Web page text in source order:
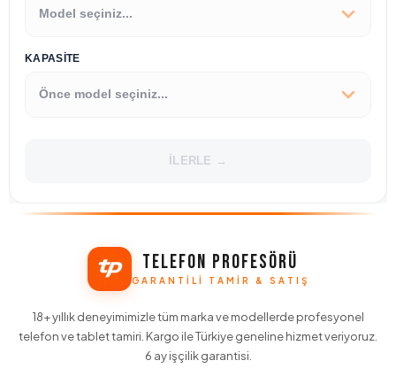
KAPASİTE
İLERLE →
TELEFON PROFESÖRÜ
GARANTILI TAMIR & SATIŞ
18+ yıllık deneyimimizle tüm marka ve modellerde profesyonel
telefon ve tablet tamiri. Kargo ile Türkiye geneline hizmet veriyoruz.
6 ay işçilik garantisi.